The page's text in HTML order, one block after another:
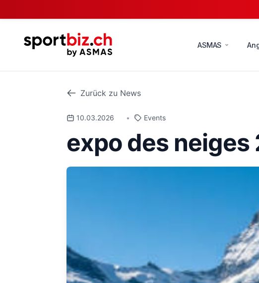
ASMAS
Zurück zu News
10.03.2026 • Events
expo des neiges